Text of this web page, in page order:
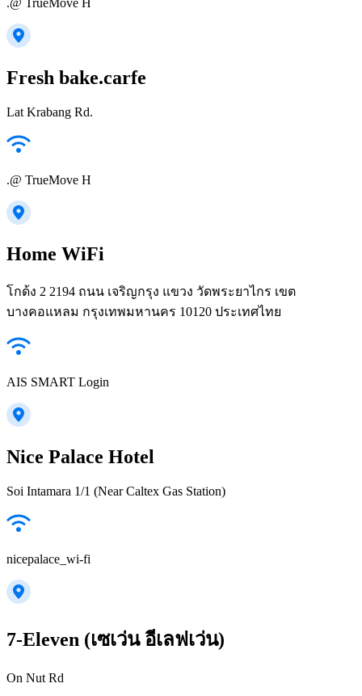
Fresh bake.carfe
Lat Krabang Rd.
.@ TrueMove H
Home WiFi
โกด้ง 2 2194 ถนน เจริญกรุง แขวง วัดพระยาไกร เขต
บางคอแหลม กรุงเทพมหานคร 10120 ประเทศไทย
AIS SMART Login
Nice Palace Hotel
Soi Intamara 1/1 (Near Caltex Gas Station)
nicepalace_wi-fi
7-Eleven (เซเว่น อีเลฟเว่น)
On Nut Rd